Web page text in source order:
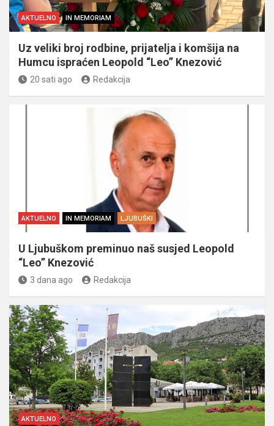
AKTUELNO IN MEMORIAM
Uz veliki broj rodbine, prijatelja i komšija na
Humcu ispraćen Leopold “Leo” Knezović
20 sati ago Redakcija
AKTUELNO IN MEMORIAM LJUBUŠKI
U Ljubuškom preminuo naš susjed Leopold
“Leo” Knezović
3 dana ago Redakcija
AKTUELNO